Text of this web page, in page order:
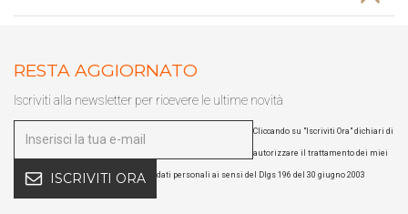
RESTA AGGIORNATO
Iscriviti alla newsletter per ricevere le ultime novità
ISCRIVITI ORA
Cliccando su "Iscriviti Ora" dichiari di
autorizzare il trattamento dei miei
dati personali ai sensi del Dlgs 196 del 30 giugno 2003